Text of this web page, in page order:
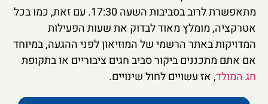
מתאפשרת לרוב בסביבות השעה 17:30. עם זאת, כמו בכל
אטרקציה, מומלץ מאוד לבדוק את שעות הפעילות
המדויקות באתר הרשמי של המוזיאון לפני ההגעה, במיוחד
אם אתם מתכננים ביקור סביב חגים ציבוריים או בתקופת
חג המולד, אז עשויים לחול שינויים.